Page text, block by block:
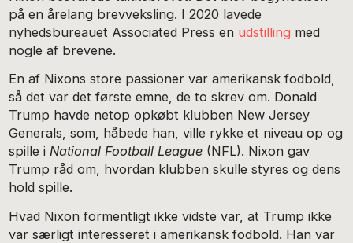
på en årelang brevveksling. I 2020 lavede
nyhedsbureauet Associated Press en udstilling med
nogle af brevene.
En af Nixons store passioner var amerikansk fodbold,
så det var det første emne, de to skrev om. Donald
Trump havde netop opkøbt klubben New Jersey
Generals, som, håbede han, ville rykke et niveau op og
spille iNational Football League (NFL). Nixon gav
Trump råd om, hvordan klubben skulle styres og dens
hold spille.
Hvad Nixon formentligt ikke vidste var, at Trump ikke
var særligt interesseret i amerikansk fodbold. Han var